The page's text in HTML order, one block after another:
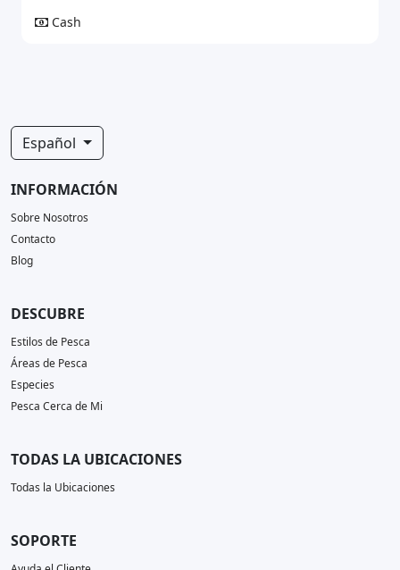
Cash
Español
INFORMACIÓN
Sobre Nosotros
Contacto
Blog
DESCUBRE
Estilos de Pesca
Áreas de Pesca
Especies
Pesca Cerca de Mi
TODAS LA UBICACIONES
Todas la Ubicaciones
SOPORTE